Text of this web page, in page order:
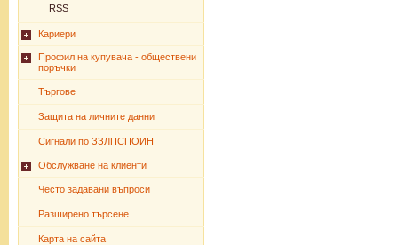
RSS
Кариери
Профил на купувача - обществени
поръчки
Търгове
Защита на личните данни
Сигнали по ЗЗЛПСПОИН
Обслужване на клиенти
Често задавани въпроси
Разширено търсене
Карта на сайта